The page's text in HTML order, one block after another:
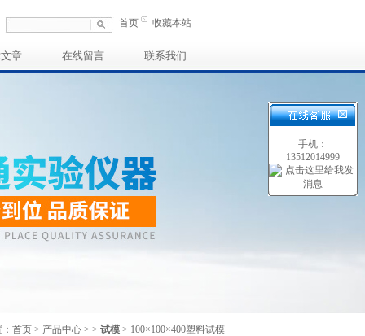
首页 收藏本站
章 在线留言 联系我们
首页 > 产品中心 > > 试模 > 100×100×400塑料试模
手机：
13512014999